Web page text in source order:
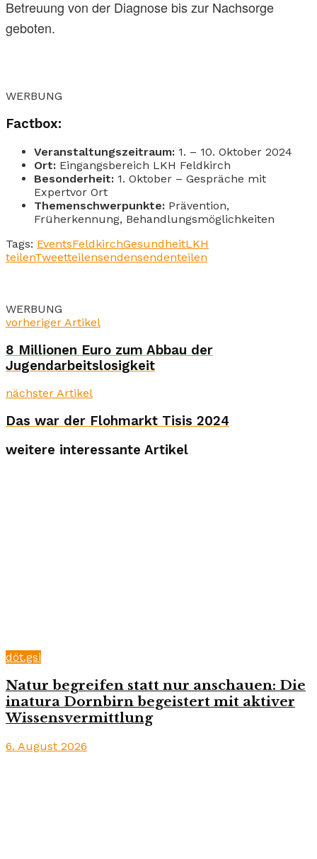
Betreuung von der Diagnose bis zur Nachsorge
geboten.
WERBUNG
Factbox:
Veranstaltungszeitraum: 1. – 10. Oktober 2024
Ort: Eingangsbereich LKH Feldkirch
Besonderheit: 1. Oktober – Gespräche mit
Expertvor Ort
Themenschwerpunkte: Prävention,
Früherkennung, Behandlungsmöglichkeiten
Tags: EventsFeldkirchGesundheitLKH
teilenTweetteilensendensendenteilen
WERBUNG
vorheriger Artikel
8 Millionen Euro zum Abbau der
Jugendarbeitslosigkeit
nächster Artikel
Das war der Flohmarkt Tisis 2024
weitere interessante Artikel
döt.gsi
Natur begreifen statt nur anschauen: Die
inatura Dornbirn begeistert mit aktiver
Wissensvermittlung
6. August 2026